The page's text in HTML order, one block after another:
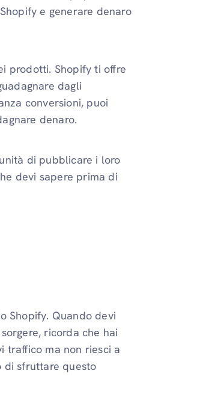
e generare denaro
prodotti. Shopify ti offre
dagli
conversioni, puoi
denaro.
di pubblicare i loro
devi sapere prima di
Shopify. Quando devi
ricorda che hai
traffico ma non riesci a
di sfruttare questo